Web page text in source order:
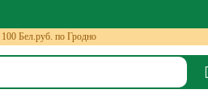
Бел.руб. по Гродно